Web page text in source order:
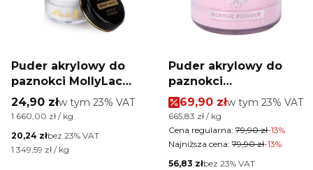
Puder akrylowy do
paznokci MollyLac
Acrylic Powder Bright
White 15 g
Cena brutto
24,90 złw tym %s VAT
w tym 23% VAT
Cena jednostkowa brutto
1 660,00 zł / kg
Cena netto
20,24 złbez 23% VAT
Cena jednostkowa netto
1 349,59 zł / kg
Puder akrylowy do
paznokci
Allepaznokcie Pink
Intensive 120 g Nr 5
Cena promocyjna
69,90 złw tym %s VAT
w tym 23% VAT
Cena jednostkowa brutto
665,83 zł / kg
Cena regularna: 79,90 zł-13%
Najniższa cena: 79,90 zł-13%
Cena netto
56,83 złbez 23% VAT